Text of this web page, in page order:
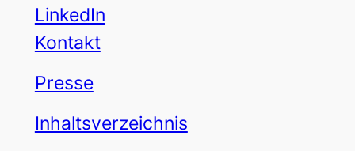
LinkedIn
Kontakt
Presse
Inhaltsverzeichnis